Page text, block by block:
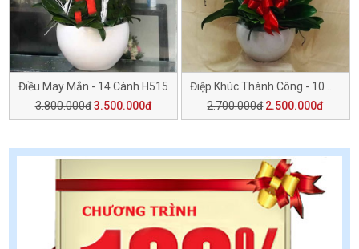
Điều May Mắn - 14 Cành H515
3.800.000đ 3.500.000đ
2.700.000đ 2.500.000đ